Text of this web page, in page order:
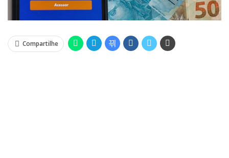
Compartilhe